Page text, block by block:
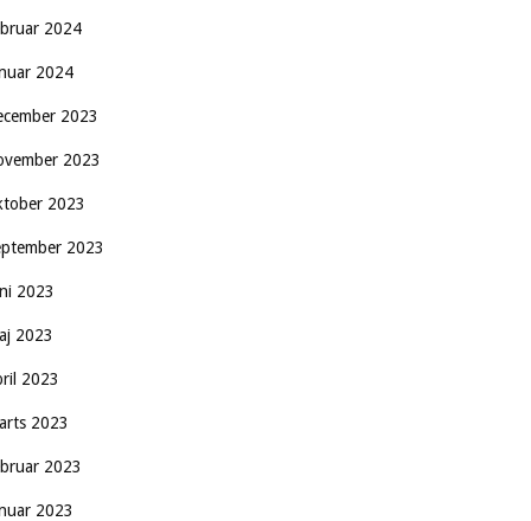
2024
2024
2023
2023
2023
2023
2023
2023
2023
2023
2023
2023